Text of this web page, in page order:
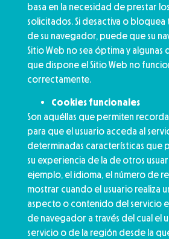
basa en la necesidad de prestar
solicitados. Si desactiva o bloquea
de su navegador, puede que su
Sitio Web no sea óptima y algunas
que dispone el Sitio Web no
correctamente.
Cookies funcionales
Son aquéllas que permiten
para que el usuario acceda al
determinadas características que
su experiencia de la de otros
ejemplo, el idioma, el número de
mostrar cuando el usuario realiza
aspecto o contenido del servicio
de navegador a través del cual el
servicio o de la región desde la